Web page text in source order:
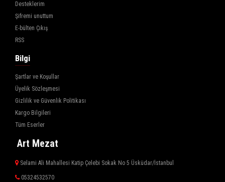
Desteklerim
Şifremi unuttum
E-bülten Çıkış
RSS
Bilgi
Şartlar ve Koşullar
Üyelik Sözleşmesi
Gizlilik ve Güvenlik Politikası
Kargo Bilgileri
Tüm Eserler
Art Mezat
Selami Ali Mahallesi Katip Çelebi Sokak No 5 Üsküdar/İstanbul
05324532570